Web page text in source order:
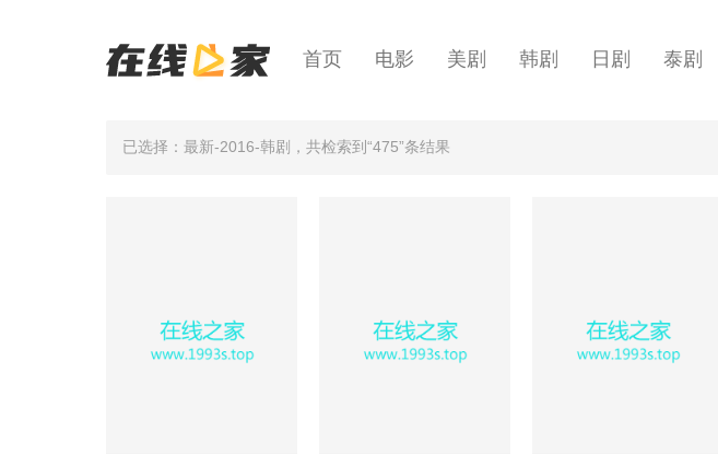
首页 电影 美剧 韩剧 日剧 泰剧
已选择：最新-2016-韩剧 ，共检索到“475”条结果